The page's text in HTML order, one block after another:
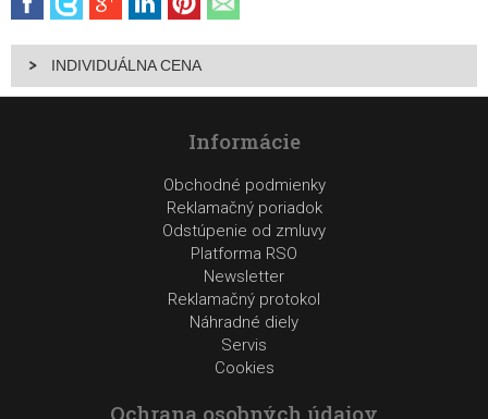
INDIVIDUÁLNA CENA
Informácie
Obchodné podmienky
Reklamačný poriadok
Odstúpenie od zmluvy
Platforma RSO
Newsletter
Reklamačný protokol
Náhradné diely
Servis
Cookies
Ochrana osobných údajov